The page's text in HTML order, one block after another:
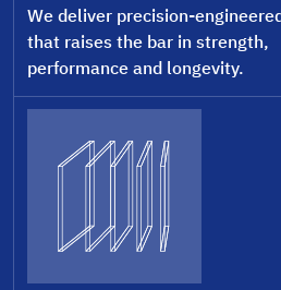
We deliver precision-
that raises the bar in strength,
performance and longevity.